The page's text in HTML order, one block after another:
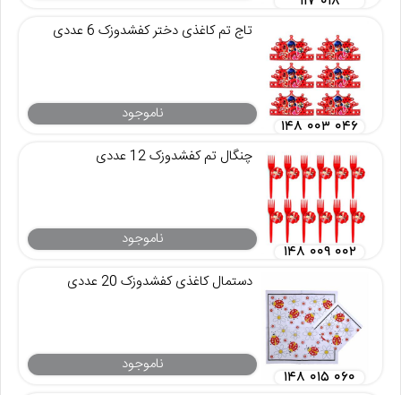
تاج تم کاغذی دختر کفشدوزک 6 عددی
ناموجود
۱۴۸ ۰۰۳ ۰۴۶
چنگال تم کفشدوزک 12 عددی
ناموجود
۱۴۸ ۰۰۹ ۰۰۲
دستمال کاغذی کفشدوزک 20 عددی
ناموجود
۱۴۸ ۰۱۵ ۰۶۰